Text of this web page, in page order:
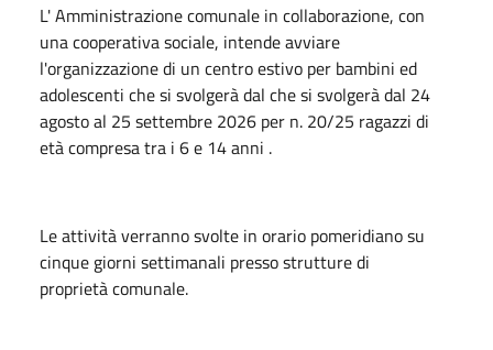
L' Amministrazione comunale in collaborazione, con
una cooperativa sociale, intende avviare
l'organizzazione di un centro estivo per bambini ed
adolescenti che si svolgerà dal che si svolgerà dal 24
agosto al 25 settembre 2026 per n. 20/25 ragazzi di
età compresa tra i 6 e 14 anni .
Le attività verranno svolte in orario pomeridiano su
cinque giorni settimanali presso strutture di
proprietà comunale.